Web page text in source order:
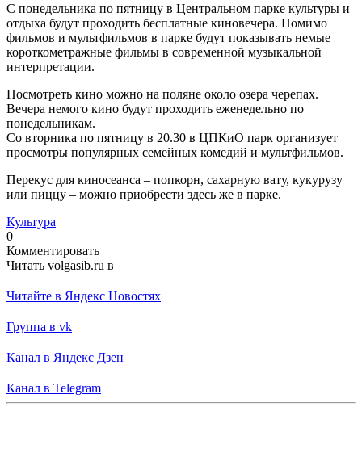
С понедельника по пятницу в Центральном парке культуры и
отдыха будут проходить бесплатные киновечера. Помимо
фильмов и мультфильмов в парке будут показывать немые
короткометражные фильмы в современной музыкальной
интерпретации.
Посмотреть кино можно на поляне около озера черепах.
Вечера немого кино будут проходить еженедельно по
понедельникам.
Со вторника по пятницу в 20.30 в ЦПКиО парк организует
просмотры популярных семейных комедий и мультфильмов.
Перекус для киносеанса – попкорн, сахарную вату, кукурузу
или пиццу – можно приобрести здесь же в парке.
Культура
0
Комментировать
Читать volgasib.ru в
Читайте в Яндекс Новостях
Группа в vk
Канал в Яндекс Дзен
Канал в Telegram